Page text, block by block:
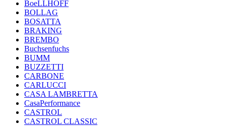
BoeLLHOFF
BOLLAG
BOSATTA
BRAKING
BREMBO
Buchsenfuchs
BUMM
BUZZETTI
CARBONE
CARLUCCI
CASA LAMBRETTA
CasaPerformance
CASTROL
CASTROL CLASSIC